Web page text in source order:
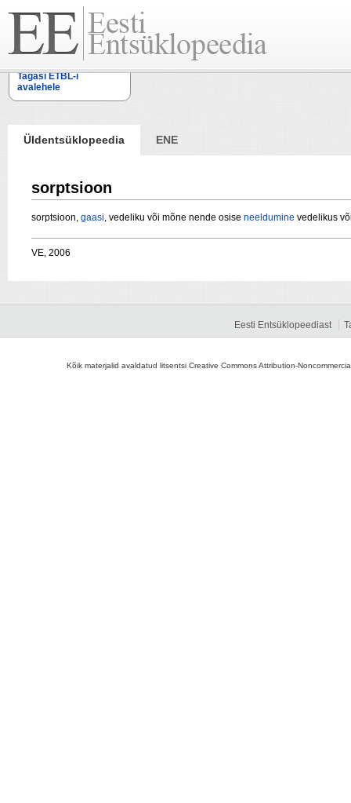
Tagasi ETBL-i
avalehele
Üldentsüklopeedia ENE
sorptsioon
sorptsioon, gaasi, vedeliku või mõne nende osise neeldumine vedelikus
VE, 2006
Eesti Entsüklopeediast
Kõik materjalid avaldatud litsentsi Creative Commons Attribution-